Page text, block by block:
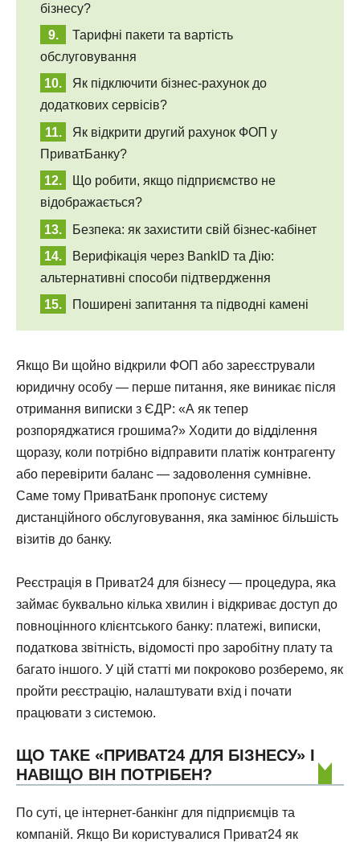
бізнесу?
Тарифні пакети та вартість
обслуговування
Як підключити бізнес-рахунок до
додаткових сервісів?
Як відкрити другий рахунок ФОП у
ПриватБанку?
Що робити, якщо підприємство не
відображається?
Безпека: як захистити свій бізнес-кабінет
Верифікація через BankID та Дію:
альтернативні способи підтвердження
Поширені запитання та підводні камені
Якщо Ви щойно відкрили ФОП або зареєстрували
юридичну особу — перше питання, яке виникає після
отримання виписки з ЄДР: «А як тепер
розпоряджатися грошима?» Ходити до відділення
щоразу, коли потрібно відправити платіж контрагенту
або перевірити баланс — задоволення сумнівне.
Саме тому ПриватБанк пропонує систему
дистанційного обслуговування, яка замінює більшість
візитів до банку.
Реєстрація в Приват24 для бізнесу — процедура, яка
займає буквально кілька хвилин і відкриває доступ до
повноцінного клієнтського банку: платежі, виписки,
податкова звітність, відомості про заробітну плату та
багато іншого. У цій статті ми покроково розберемо, як
пройти реєстрацію, налаштувати вхід і почати
працювати з системою.
ЩО ТАКЕ «ПРИВАТ24 ДЛЯ БІЗНЕСУ» І
НАВІЩО ВІН ПОТРІБЕН?
По суті, це інтернет-банкінг для підприємців та
компаній. Якщо Ви користувалися Приват24 як